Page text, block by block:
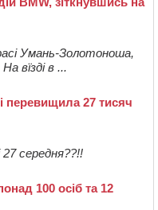
Умань-Золотоноша,
вїзді в ...
перевищила 27 тисяч
середня??!!
100 осіб та 12